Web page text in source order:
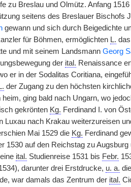
zu Breslau und Olmütz. Anfang
seitens des Breslauer Bischofs
gewann und sich durch Beigedichte
für Böhmen, ermöglichten L.
und mit seinem Landsmann Georg
der ital. Renaissance
er in der Sodalitas Coritiana,
L. der Zugang zu den höchsten
heim, ging bald nach Ungarn, wo
gekrönten Kg. Ferdinand I. von
Luxau nach Krakau weiterzureisen
Mai 1529 die Kg. Ferdinand
1530 auf den Reichstag zu
ital. Studienreise 1531 bis Febr.
darunter drei Erstdrucke, u. a.
war damals das Zentrum der ital.